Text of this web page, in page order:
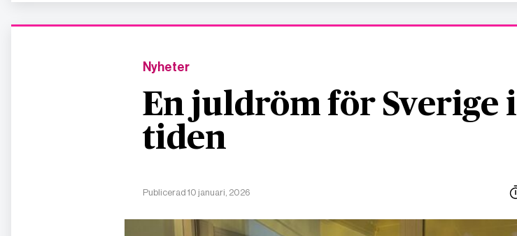
Nyheter
En juldröm för Sverige i
tiden
Publicerad 10 januari, 2026